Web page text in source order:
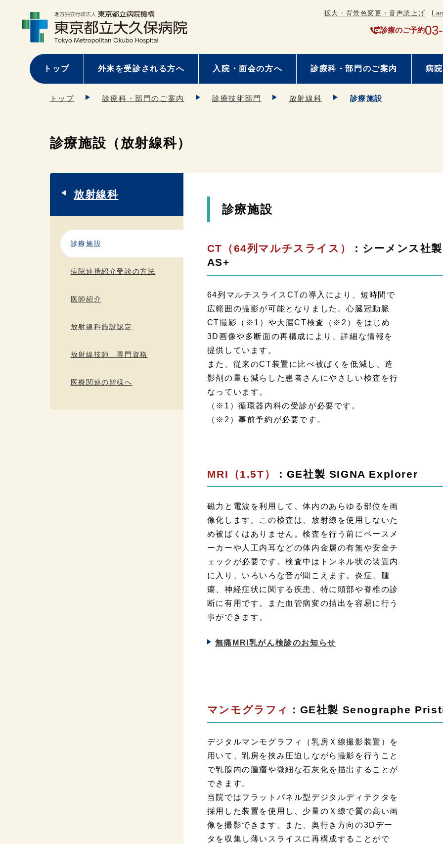
拡大・背景色変更・音声読上げ
診療のご予約
トップ 外来を受診される方へ 入院・面会の方へ 診療科・部門のご案内 病
トップ 診療科・部門のご案内 診療技術部門 放射線科 診療施設
診療施設（放射線科）
診療施設
CT（64列マルチスライス）
：シーメンス社
AS+
64列マルチスライスCTの導入により、短時間で
広範囲の撮影が可能となりました。心臓冠動脈
CT撮影（※1）や大腸CT検査（※2）をはじめ
3D画像や多断面の再構成により、詳細な情報を
提供しています。
また、従来のCT装置に比べ被ばくを低減し、造
影剤の量も減らした患者さんにやさしい検査を行
なっています。
（※1）循環器内科の受診が必要です。
（※2）事前予約が必要です。
MRI（1.5T） ：GE社製 SIGNA Explorer
磁力と電波を利用して、体内のあらゆる部位を画
像化します。この検査は、放射線を使用しないた
め被ばくはありません。検査を行う前にペースメ
ーカーや人工内耳などの体内金属の有無や安全チ
ェックが必要です。検査中はトンネル状の装置内
に入り、いろいろな音が聞こえます。炎症、腫
瘍、神経症状に関する疾患、特に頭部や脊椎の診
断に有用です。また血管病変の描出を容易に行う
事ができます。
無痛MRI乳がん検診のお知らせ
マンモグラフィ ：GE社製 Senographe
デジタルマンモグラフィ（乳房Ｘ線撮影装置）を
用いて、乳房を挟み圧迫しながら撮影を行うこと
で乳腺内の腫瘤や微細な石灰化を描出することが
できます。
当院ではフラットパネル型デジタルディテクタを
採用した装置を使用し、少量のＸ線で質の高い画
像を撮影できます。また、奥行き方向の3Dデー
タを収集し薄いスライスに再構成することがで
放射線科
診療施設
病院連携紹介受診の方法
医師紹介
放射線科施設認定
放射線技師 専門資格
医療関連の皆様へ